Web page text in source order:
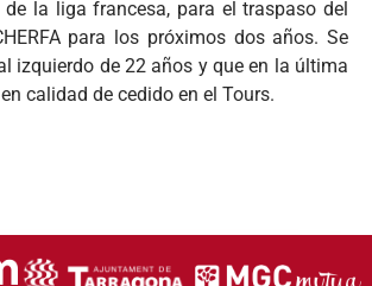
la liga francesa, para el traspaso del
para los próximos dos años. Se
izquierdo de 22 años y que en la última
calidad de cedido en el Tours.